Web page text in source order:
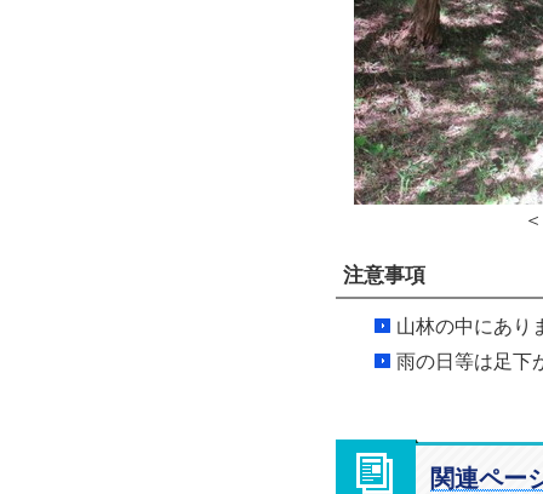
＜
注意事項
山林の中にあり
雨の日等は足下
関連ペー